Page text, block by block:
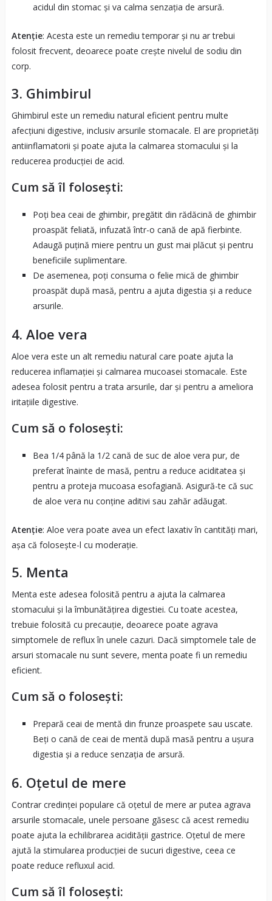
acidul din stomac și va calma senzația de arsură.
Atenție: Acesta este un remediu temporar și nu ar trebui
folosit frecvent, deoarece poate crește nivelul de sodiu din
corp.
3. Ghimbirul
Ghimbirul este un remediu natural eficient pentru multe
afecțiuni digestive, inclusiv arsurile stomacale. El are proprietăți
antiinflamatorii și poate ajuta la calmarea stomacului și la
reducerea producției de acid.
Cum să îl folosești:
Poți bea ceai de ghimbir, pregătit din rădăcină de ghimbir
proaspăt feliată, infuzată într-o cană de apă fierbinte.
Adaugă puțină miere pentru un gust mai plăcut și pentru
beneficiile suplimentare.
De asemenea, poți consuma o felie mică de ghimbir
proaspăt după masă, pentru a ajuta digestia și a reduce
arsurile.
4. Aloe vera
Aloe vera este un alt remediu natural care poate ajuta la
reducerea inflamației și calmarea mucoasei stomacale. Este
adesea folosit pentru a trata arsurile, dar și pentru a ameliora
iritațiile digestive.
Cum să o folosești:
Bea 1/4 până la 1/2 cană de suc de aloe vera pur, de
preferat înainte de masă, pentru a reduce aciditatea și
pentru a proteja mucoasa esofagiană. Asigură-te că suc
de aloe vera nu conține aditivi sau zahăr adăugat.
Atenție: Aloe vera poate avea un efect laxativ în cantități mari,
așa că folosește-l cu moderație.
5. Menta
Menta este adesea folosită pentru a ajuta la calmarea
stomacului și la îmbunătățirea digestiei. Cu toate acestea,
trebuie folosită cu precauție, deoarece poate agrava
simptomele de reflux în unele cazuri. Dacă simptomele tale de
arsuri stomacale nu sunt severe, menta poate fi un remediu
eficient.
Cum să o folosești:
Prepară ceai de mentă din frunze proaspete sau uscate.
Beți o cană de ceai de mentă după masă pentru a ușura
digestia și a reduce senzația de arsură.
6. Oțetul de mere
Contrar credinței populare că oțetul de mere ar putea agrava
arsurile stomacale, unele persoane găsesc că acest remediu
poate ajuta la echilibrarea acidității gastrice. Oțetul de mere
ajută la stimularea producției de sucuri digestive, ceea ce
poate reduce refluxul acid.
Cum să îl folosești: